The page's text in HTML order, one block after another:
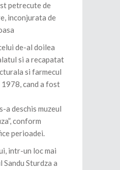
petrecute de
inconjurata de
de-al doilea
si a recapatat
si farmecul
1978, cand a fost
a deschis muzeul
conform
perioadei.
intr-un loc mai
Sturdza a